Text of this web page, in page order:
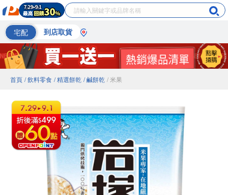
宅配 到店取貨
首頁 / 飲料零食 / 精選餅乾 / 鹹餅乾 / 米果